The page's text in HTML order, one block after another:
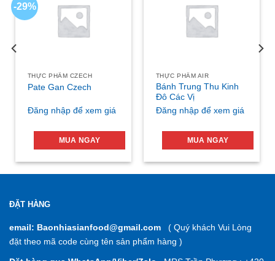
-29%
THỰC PHẨM CZECH
Pate Gan Czech
Đăng nhập để xem giá
MUA NGAY
THỰC PHẨM AIR
Bánh Trung Thu Kinh
Đô Các Vị
Đăng nhập để xem giá
MUA NGAY
ĐẶT HÀNG
email: Baonhiasianfood@gmail.com ( Quý khách Vui Lòng
đặt theo mã code cùng tên sản phẩm hàng )